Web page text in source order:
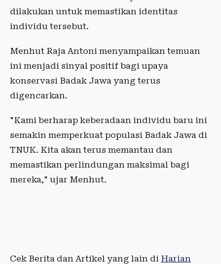
dilakukan untuk memastikan identitas
individu tersebut.
Menhut Raja Antoni menyampaikan temuan
ini menjadi sinyal positif bagi upaya
konservasi Badak Jawa yang terus
digencarkan.
"Kami berharap keberadaan individu baru ini
semakin memperkuat populasi Badak Jawa di
TNUK. Kita akan terus memantau dan
memastikan perlindungan maksimal bagi
mereka," ujar Menhut.
Cek Berita dan Artikel yang lain di Harian